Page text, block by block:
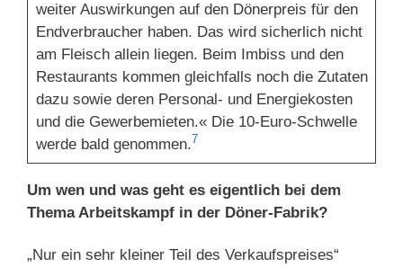
weiter Auswirkungen auf den Dönerpreis für den
Endverbraucher haben. Das wird sicherlich nicht
am Fleisch allein liegen. Beim Imbiss und den
Restaurants kommen gleichfalls noch die Zutaten
dazu sowie deren Personal- und Energiekosten
und die Gewerbemieten.« Die 10-Euro-Schwelle
werde bald genommen.7
Um wen und was geht es eigentlich bei dem
Thema Arbeitskampf in der Döner-Fabrik?
„Nur ein sehr kleiner Teil des Verkaufspreises“